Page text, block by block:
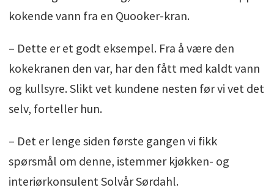
kokende vann fra en Quooker-kran.
– Dette er et godt eksempel. Fra å være den
kokekranen den var, har den fått med kaldt vann
og kullsyre. Slikt vet kundene nesten før vi vet det
selv, forteller hun.
– Det er lenge siden første gangen vi fikk
spørsmål om denne, istemmer kjøkken- og
interiørkonsulent Solvår Sørdahl.